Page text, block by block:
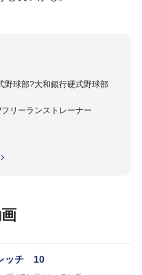
野球部?大和銀行硬式野球部
リーランストレーナー
球部
ッチ 10